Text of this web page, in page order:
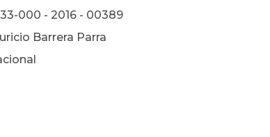
000 - 2016 - 00389
Barrera Parra